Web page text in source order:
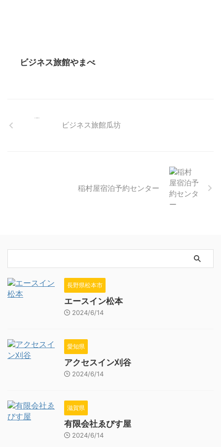
ビジネス旅館やまべ
ビジネス旅館瓜坊
稲村屋宿泊予約センター
長野県松本市
エースイン松本
2024/6/14
愛知県
アクセスイン刈谷
2024/6/14
滋賀県
有限会社ゑびす屋
2024/6/14